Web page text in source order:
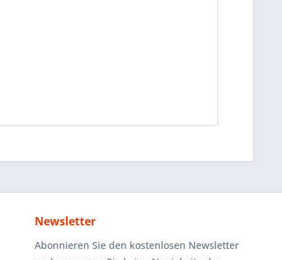
Newsletter
Abonnieren Sie den kostenlosen Newsletter